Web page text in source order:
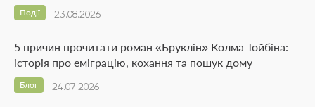
23.08.2026
Події
5 причин прочитати роман «Бруклін» Колма Тойбіна:
історія про еміграцію, кохання та пошук дому
24.07.2026
Блог